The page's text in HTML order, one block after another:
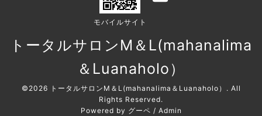
モバイルサイト
トータルサロンM＆L(mahanalima
＆Luanaholo）
©2026 トータルサロンM＆L(mahanalima＆Luanaholo） . All
Rights Reserved.
Powered by グーペ / Admin